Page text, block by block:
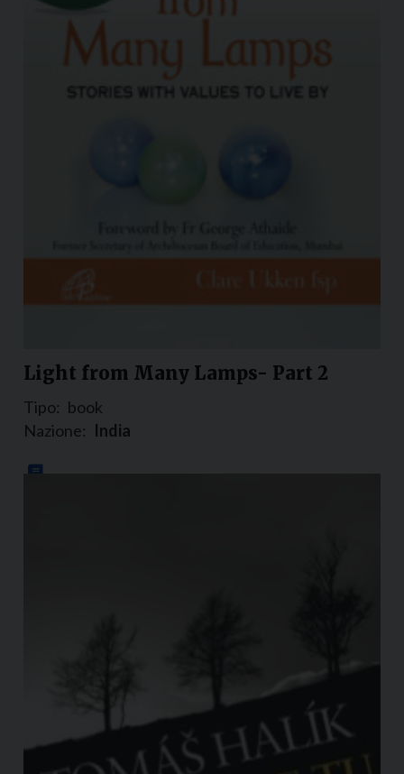
Light from Many Lamps- Part 2
Tipo: book
Nazione: India